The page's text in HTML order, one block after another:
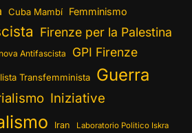
Cuba Mambí Femminismo
Firenze per la Palestina
Antifascista GPI Firenze
Transfemminista Guerra
Iniziative
Iran Laboratorio Politico Iskra